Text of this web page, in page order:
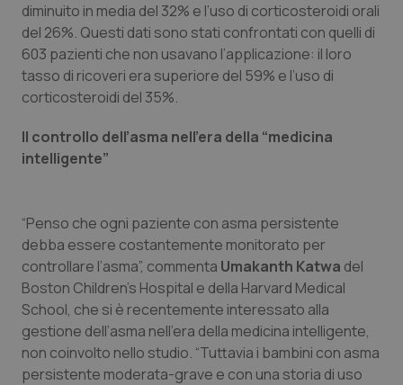
Valle D’Aosta
Veneto
Oncodermatologia
Oncoematologia
Psoriasi & pelle
Quotidiano Cardiologia
Quotidiano Chirurgia
Quotidiano Oncologia
Quotidiano Pediatria
diminuito in media del 32% e l’uso di corticosteroidi orali
del 26%. Questi dati sono stati confrontati con quelli di
603 pazienti che non usavano l’applicazione: il loro
tasso di ricoveri era superiore del 59% e l’uso di
corticosteroidi del 35%.
Il controllo dell’asma nell’era della “medicina
intelligente”
“Penso che ogni paziente con asma persistente
debba essere costantemente monitorato per
controllare l’asma”, commenta Umakanth Katwa del
Boston Children’s Hospital e della Harvard Medical
School, che si è recentemente interessato alla
gestione dell’asma nell’era della medicina intelligente,
non coinvolto nello studio. “Tuttavia i bambini con asma
persistente moderata-grave e con una storia di uso